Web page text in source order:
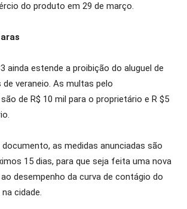
do produto em 29 de março.
ainda estende a proibição do aluguel de
veraneio. As multas pelo
de R$ 10 mil para o proprietário e R $5
as medidas anunciadas são
15 dias, para que seja feita uma nova
desempenho da curva de contágio do
cidade.